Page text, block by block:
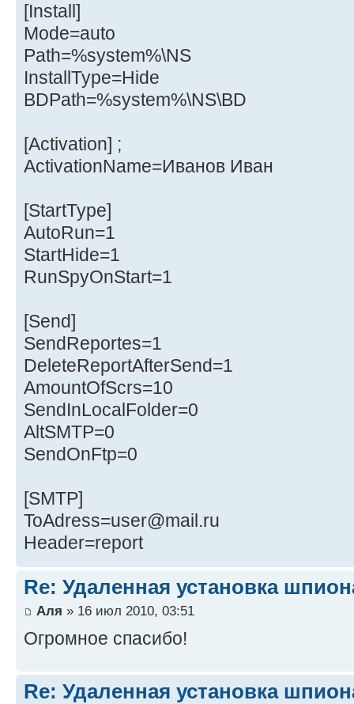
[Install]
Mode=auto
Path=%system%\NS
InstallType=Hide
BDPath=%system%\NS\BD
[Activation] ;
ActivationName=Иванов Иван
[StartType]
AutoRun=1
StartHide=1
RunSpyOnStart=1
[Send]
SendReportes=1
DeleteReportAfterSend=1
AmountOfScrs=10
SendInLocalFolder=0
AltSMTP=0
SendOnFtp=0
[SMTP]
ToAdress=user@mail.ru
Header=report
Re: Удаленная установка
Аля » 16 июл 2010, 03:51
Огромное спасибо!
Re: Удаленная установка